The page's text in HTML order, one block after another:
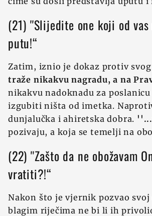
(21) ''Slijedite one koji od
putu!“
Zatim, iznio je dokaz protiv
traže nikakvu nagradu, a na
nikakvu nadoknadu za
izgubiti ništa od imetka.
dunjalučka i ahiretska dobra.
pozivaju, a koja se temelji na
(22) ''Zašto da ne obožavam
vratiti?!“
Nakon što je vjernik pozvao
blagim riječima ne bi li ih